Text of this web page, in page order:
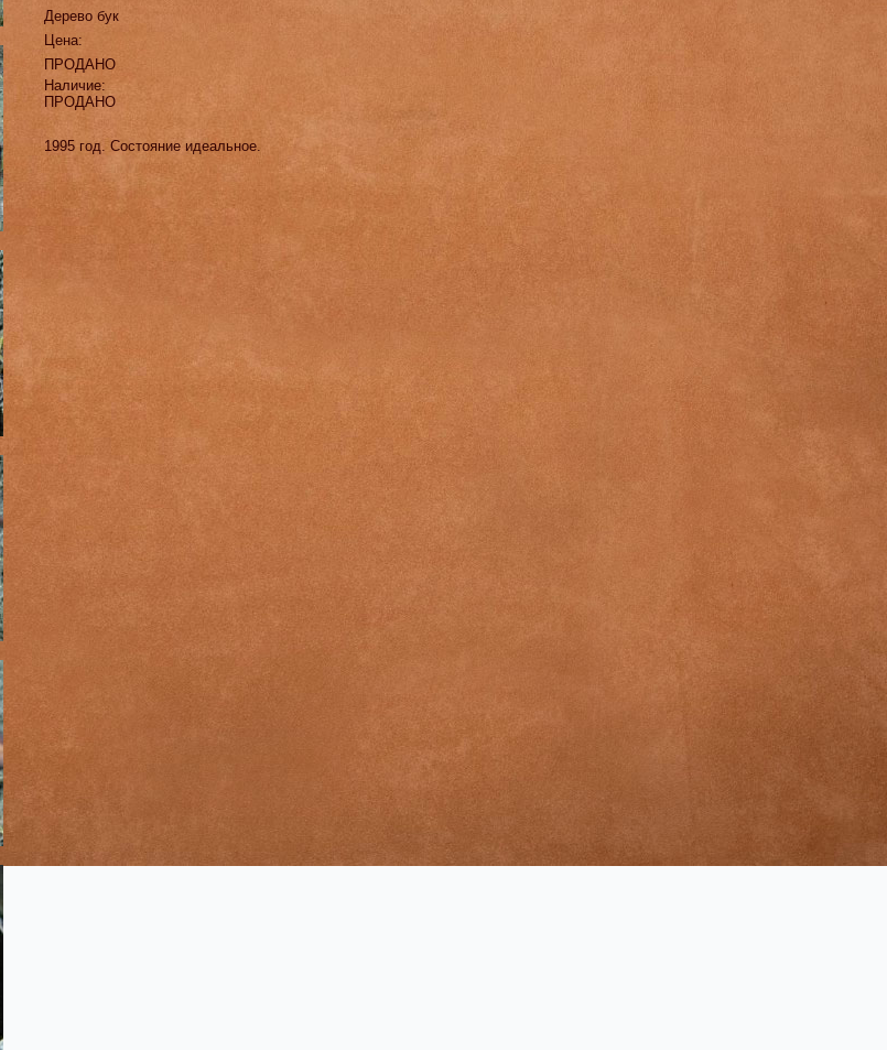
Дерево бук
Цена:
ПРОДАНО
Наличие:
ПРОДАНО
1995 год. Состояние идеальное.